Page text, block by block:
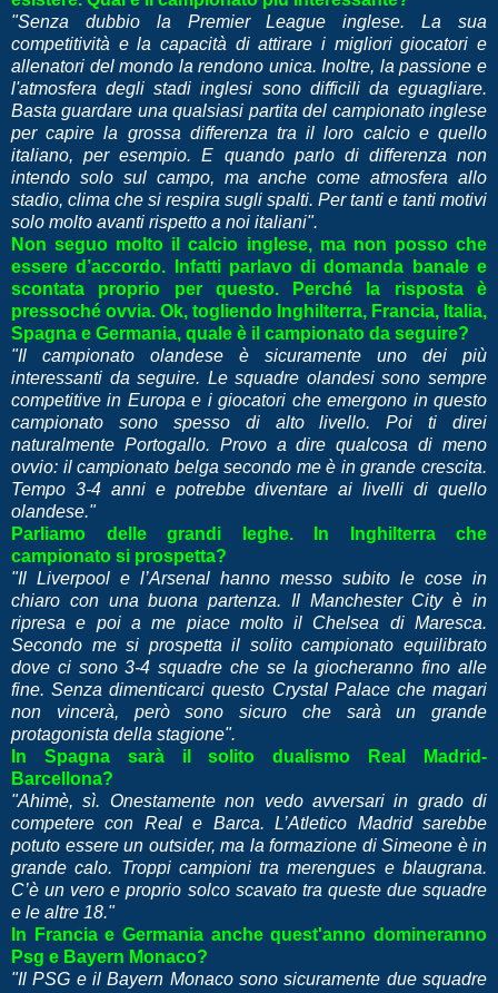
"Senza dubbio la Premier League inglese. La sua
competitività e la capacità di attirare i migliori giocatori e
allenatori del mondo la rendono unica. Inoltre, la passione e
l'atmosfera degli stadi inglesi sono difficili da eguagliare.
Basta guardare una qualsiasi partita del campionato inglese
per capire la grossa differenza tra il loro calcio e quello
italiano, per esempio. E quando parlo di differenza non
intendo solo sul campo, ma anche come atmosfera allo
stadio, clima che si respira sugli spalti. Per tanti e tanti motivi
solo molto avanti rispetto a noi italiani".
Non seguo molto il calcio inglese, ma non posso che
essere d’accordo. Infatti parlavo di domanda banale e
scontata proprio per questo. Perché la risposta è
pressoché ovvia. Ok, togliendo Inghilterra, Francia, Italia,
Spagna e Germania, quale è il campionato da seguire?
"Il campionato olandese è sicuramente uno dei più
interessanti da seguire. Le squadre olandesi sono sempre
competitive in Europa e i giocatori che emergono in questo
campionato sono spesso di alto livello. Poi ti direi
naturalmente Portogallo. Provo a dire qualcosa di meno
ovvio: il campionato belga secondo me è in grande crescita.
Tempo 3-4 anni e potrebbe diventare ai livelli di quello
olandese."
Parliamo delle grandi leghe. In Inghilterra che
campionato si prospetta?
"Il Liverpool e l’Arsenal hanno messo subito le cose in
chiaro con una buona partenza. Il Manchester City è in
ripresa e poi a me piace molto il Chelsea di Maresca.
Secondo me si prospetta il solito campionato equilibrato
dove ci sono 3-4 squadre che se la giocheranno fino alle
fine. Senza dimenticarci questo Crystal Palace che magari
non vincerà, però sono sicuro che sarà un grande
protagonista della stagione".
In Spagna sarà il solito dualismo Real Madrid-
Barcellona?
"Ahimè, sì. Onestamente non vedo avversari in grado di
competere con Real e Barca. L’Atletico Madrid sarebbe
potuto essere un outsider, ma la formazione di Simeone è in
grande calo. Troppi campioni tra merengues e blaugrana.
C’è un vero e proprio solco scavato tra queste due squadre
e le altre 18."
In Francia e Germania anche quest'anno domineranno
Psg e Bayern Monaco?
"Il PSG e il Bayern Monaco sono sicuramente due squadre